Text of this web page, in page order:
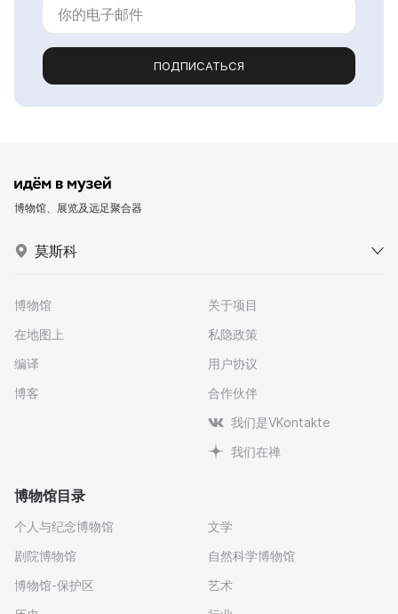
ПОДПИСАТЬСЯ
博物馆、展览及远足聚合器
莫斯科
博物馆
在地图上
编译
博客
关于项目
私隐政策
用户协议
合作伙伴
我们是VKontakte
我们在禅
博物馆目录
个人与纪念博物馆
剧院博物馆
博物馆-保护区
文学
自然科学博物馆
艺术